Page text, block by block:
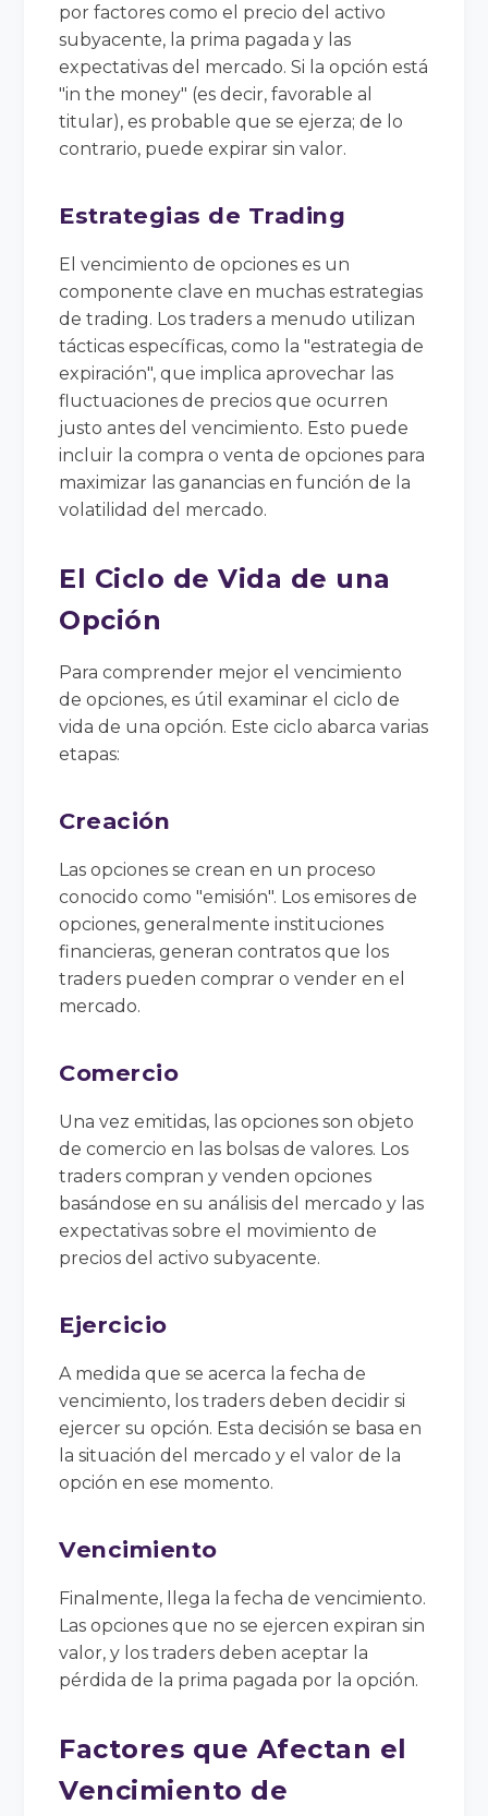
por factores como el precio del activo
subyacente, la prima pagada y las
expectativas del mercado. Si la opción está
"in the money" (es decir, favorable al
titular), es probable que se ejerza; de lo
contrario, puede expirar sin valor.
Estrategias de Trading
El vencimiento de opciones es un
componente clave en muchas estrategias
de trading. Los traders a menudo utilizan
tácticas específicas, como la "estrategia de
expiración", que implica aprovechar las
fluctuaciones de precios que ocurren
justo antes del vencimiento. Esto puede
incluir la compra o venta de opciones para
maximizar las ganancias en función de la
volatilidad del mercado.
El Ciclo de Vida de una
Opción
Para comprender mejor el vencimiento
de opciones, es útil examinar el ciclo de
vida de una opción. Este ciclo abarca varias
etapas:
Creación
Las opciones se crean en un proceso
conocido como "emisión". Los emisores de
opciones, generalmente instituciones
financieras, generan contratos que los
traders pueden comprar o vender en el
mercado.
Comercio
Una vez emitidas, las opciones son objeto
de comercio en las bolsas de valores. Los
traders compran y venden opciones
basándose en su análisis del mercado y las
expectativas sobre el movimiento de
precios del activo subyacente.
Ejercicio
A medida que se acerca la fecha de
vencimiento, los traders deben decidir si
ejercer su opción. Esta decisión se basa en
la situación del mercado y el valor de la
opción en ese momento.
Vencimiento
Finalmente, llega la fecha de vencimiento.
Las opciones que no se ejercen expiran sin
valor, y los traders deben aceptar la
pérdida de la prima pagada por la opción.
Factores que Afectan el
Vencimiento de